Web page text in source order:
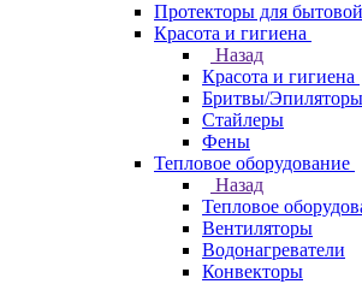
Протекторы для
Красота и гигиена
Назад
Красота и гигиена
Бритвы/
Стайлеры
Фены
Тепловое оборудование
Назад
Тепловое
Вентиляторы
Водонагреватели
Конвекторы